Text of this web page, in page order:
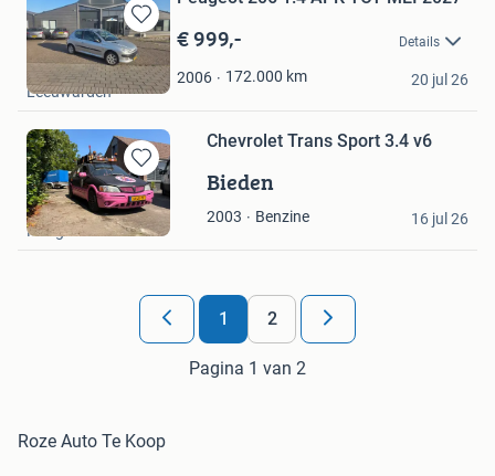
Bewaren
in
Mijn
Favorieten
€ 999,- Details
2006 172.000 km
Gijs
Leeuwarden
20 jul 26
Bewaren
in
Mijn
Favorieten
Chevrolet Trans Sport 3.4 v6
Bieden
2003 Benzine
Jorrit Nijholt
Hoogwoud
16 jul 26
1 2
Pagina 1 van 2
Roze Auto Te Koop